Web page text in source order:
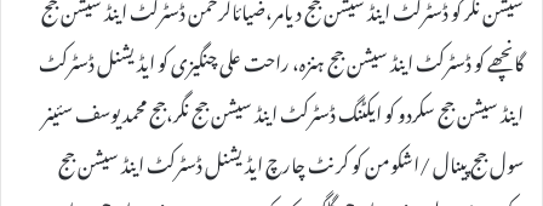
گانچھے کو ڈسٹرکٹ اینڈ سیشن جج ہنزہ، راحت علی چنگیزی کو ایڈیشنل ڈسٹرکٹ
اینڈ سیشن جج سکردو کو ایکٹنگ ڈسٹرکٹ اینڈ سیشن جج نگر،جج محمد یوسف سئینر
سول جج پینال /اشکومن کو کرنٹ چارچ ایڈیشنل ڈسٹرکٹ اینڈ سیشن جج